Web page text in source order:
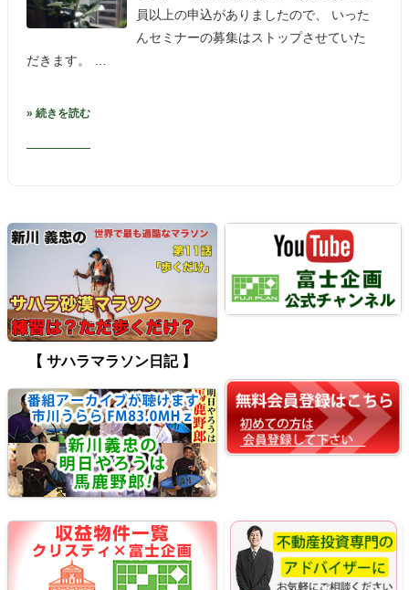
員以上の申込がありましたので、 いった
んセミナーの募集はストップさせていた
だきます。 …
» 続きを読む
【 サハラマラソン日記 】